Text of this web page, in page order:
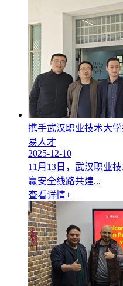
携手武汉职业技术大
易人才
2025-12-10
11月13日，武汉职业
赢安全线路共建...
查看详情+